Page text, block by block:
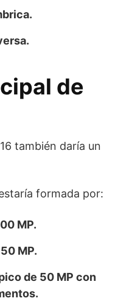
de
también daría un
formada por:
MP.
MP.
de 50 MP con